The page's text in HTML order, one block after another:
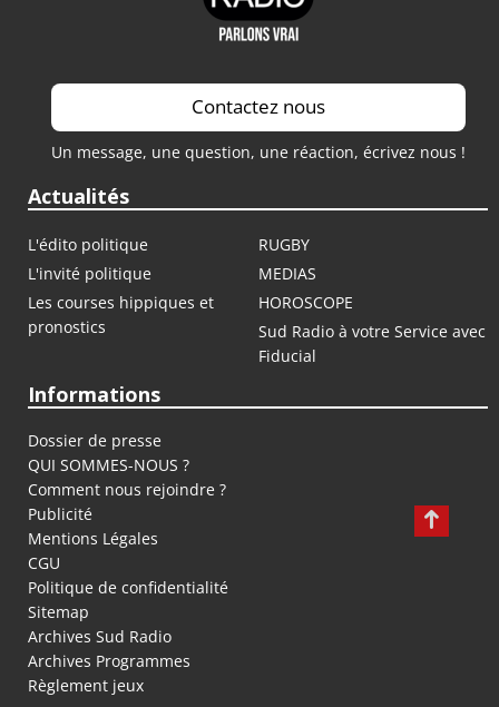
Contactez nous
Un message, une question, une réaction, écrivez nous !
Actualités
L'édito politique
RUGBY
L'invité politique
MEDIAS
Les courses hippiques et
pronostics
HOROSCOPE
Sud Radio à votre Service avec
Fiducial
Informations
Dossier de presse
QUI SOMMES-NOUS ?
Comment nous rejoindre ?
Publicité
Mentions Légales
CGU
Politique de confidentialité
Sitemap
Archives Sud Radio
Archives Programmes
Règlement jeux